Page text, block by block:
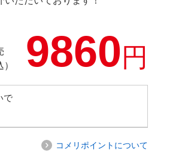
9860円
で
コメリポイントについて